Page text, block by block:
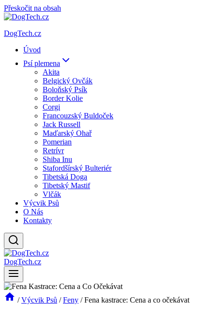
Přeskočit na obsah
DogTech.cz
Úvod
Psí plemena
Akita
Belgický Ovčák
Boloňský Psík
Border Kolie
Corgi
Francouzský Buldoček
Jack Russell
Maďarský Ohař
Pomerian
Retrívr
Shiba Inu
Stafordšírský Bulteriér
Tibetská Doga
Tibetský Mastif
Vlčák
Výcvik Psů
O Nás
Kontakty
DogTech.cz
/ Výcvik Psů / Feny / Fena kastrace: Cena a co očekávat